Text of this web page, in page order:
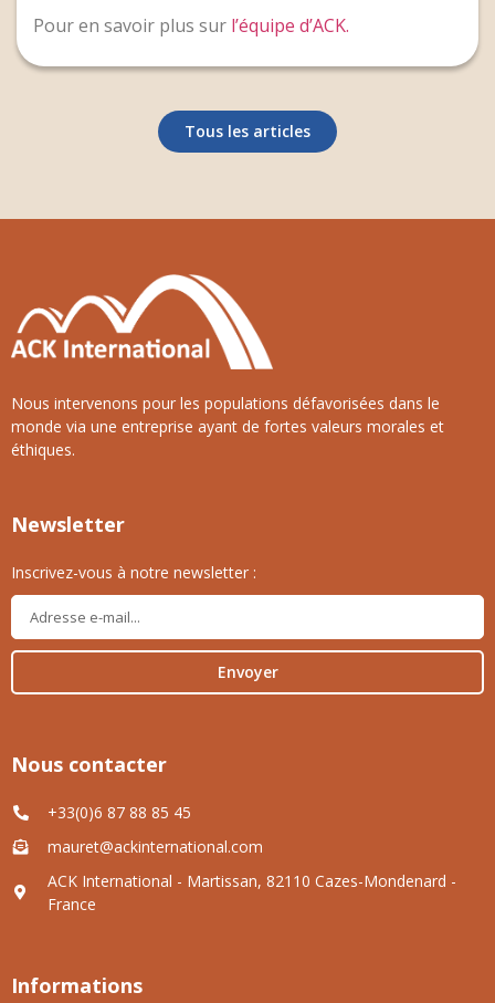
Pour en savoir plus sur l’équipe d’ACK.
Tous les articles
Nous intervenons pour les populations défavorisées dans le
monde via une entreprise ayant de fortes valeurs morales et
éthiques.
Newsletter
Inscrivez-vous à notre newsletter :
Envoyer
Nous contacter
+33(0)6 87 88 85 45
mauret@ackinternational.com
ACK International - Martissan, 82110 Cazes-Mondenard -
France
Informations